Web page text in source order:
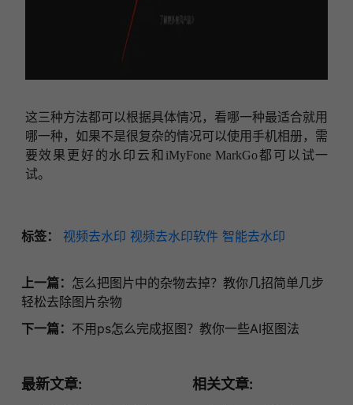
这三种方法都可以根据具体情况，看哪一种最适合就用
哪一种，如果不是很复杂的情况可以使用手机相册，需
要效果更好的水印云和 iMyFone MarkGo都可以试一
试。
标签： 视频去水印 视频去水印软件 智能去水印
上一篇： 怎么把图片中的杂物去掉？教你几招简单几步
轻松去除图片杂物
下一篇： 不用ps怎么完成抠图？教你一些AI抠图法
最新文章: 相关文章: